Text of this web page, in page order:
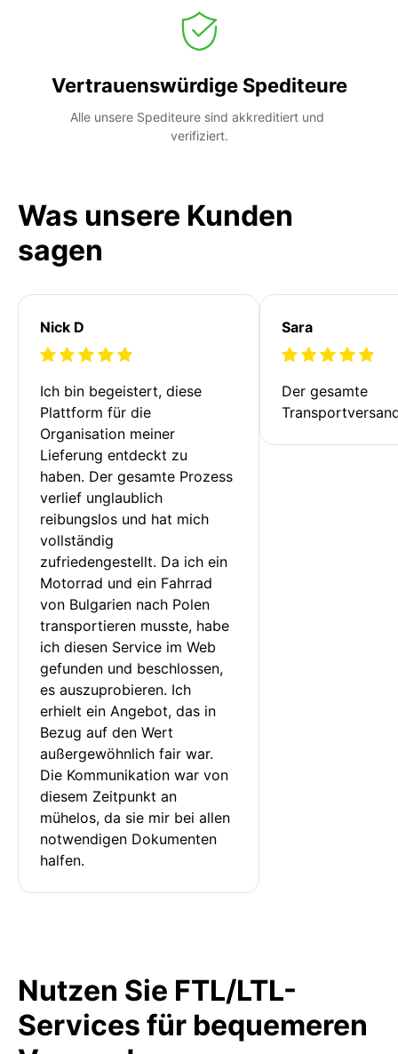
Vertrauenswürdige Spediteure
Alle unsere Spediteure sind akkreditiert und
verifiziert.
Was unsere Kunden
sagen
Nick D
Ich bin begeistert, diese
Plattform für die
Organisation meiner
Lieferung entdeckt zu
haben. Der gesamte Prozess
verlief unglaublich
reibungslos und hat mich
vollständig
zufriedengestellt. Da ich ein
Motorrad und ein Fahrrad
von Bulgarien nach Polen
transportieren musste, habe
ich diesen Service im Web
gefunden und beschlossen,
es auszuprobieren. Ich
erhielt ein Angebot, das in
Bezug auf den Wert
außergewöhnlich fair war.
Die Kommunikation war von
diesem Zeitpunkt an
mühelos, da sie mir bei allen
notwendigen Dokumenten
halfen.
Sara
Der gesamte
Nutzen Sie FTL/LTL-
Services für bequemeren